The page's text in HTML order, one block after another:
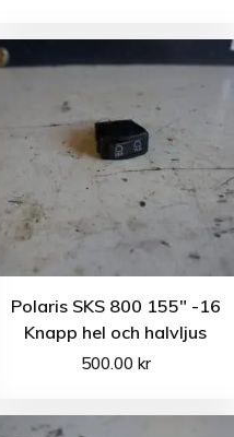
Polaris SKS 800 155″ -16
Knapp hel och halvljus
500.00 kr